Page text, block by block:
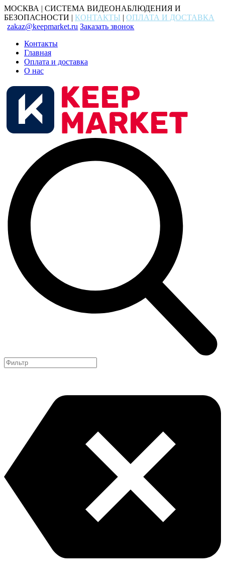
МОСКВА | СИСТЕМА ВИДЕОНАБЛЮДЕНИЯ И
БЕЗОПАСНОСТИ | КОНТАКТЫ | ОПЛАТА И ДОСТАВКА
zakaz@keepmarket.ru Заказать звонок
Контакты
Главная
Оплата и доставка
О нас